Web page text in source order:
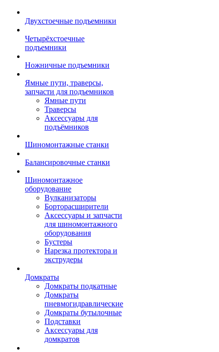
Двухстоечные подъемники
Четырёхстоечные
подъемники
Ножничные подъемники
Ямные пути, траверсы,
запчасти для подъемников
Ямные пути
Траверсы
Аксессуары для
подъёмников
Шиномонтажные станки
Балансировочные станки
Шиномонтажное
оборудование
Вулканизаторы
Борторасширители
Аксессуары и запчасти
для шиномонтажного
оборудования
Бустеры
Нарезка протектора и
экструдеры
Домкраты
Домкраты подкатные
Домкраты
пневмогидравлические
Домкраты бутылочные
Подставки
Аксессуары для
домкратов